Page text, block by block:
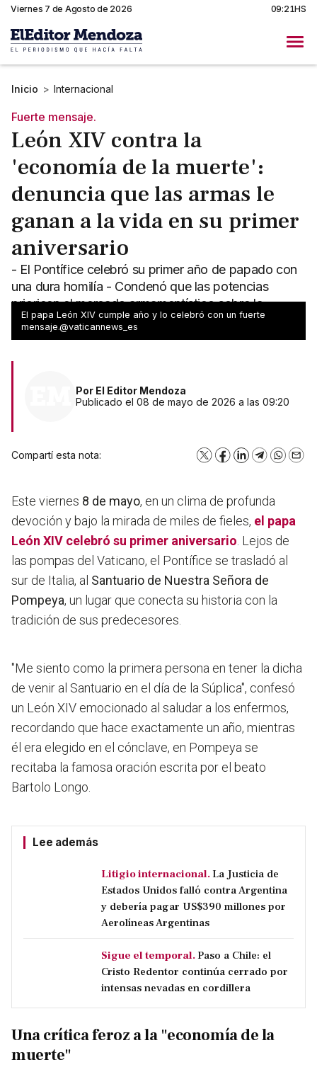
Viernes 7 de Agosto de 2026 09:21HS
Inicio > Internacional
Fuerte mensaje.
León XIV contra la
'economía de la muerte':
denuncia que las armas le
ganan a la vida en su primer
aniversario
- El Pontífice celebró su primer año de papado con
una dura homilía - Condenó que las potencias
prioricen el mercado armamentístico sobre la
dignidad humana
El papa León XIV cumple año y lo celebró con un fuerte
mensaje.@vaticannews_es
Por El Editor Mendoza
Publicado el 08 de mayo de 2026 a las 09:20
Compartí esta nota: X Facebook
LinkedInTelegram
Este viernes 8 de mayo, en un clima de profunda
devoción y bajo la mirada de miles de fieles, el papa
León XIV celebró su primer aniversario . Lejos de
las pompas del Vaticano, el Pontífice se trasladó al
sur de Italia, al Santuario de Nuestra Señora de
Pompeya, un lugar que conecta su historia con la
tradición de sus predecesores.
"Me siento como la primera persona en tener la dicha
de venir al Santuario en el día de la Súplica", confesó
un León XIV emocionado al saludar a los enfermos,
recordando que hace exactamente un año, mientras
él era elegido en el cónclave, en Pompeya se
recitaba la famosa oración escrita por el beato
Bartolo Longo.
Lee además
Litigio internacional. La Justicia de
Estados Unidos falló contra Argentina
y debería pagar US$390 millones por
Aerolíneas Argentinas
Sigue el temporal. Paso a Chile: el
Cristo Redentor continúa cerrado por
intensas nevadas en cordillera
Una crítica feroz a la "economía de la
muerte"